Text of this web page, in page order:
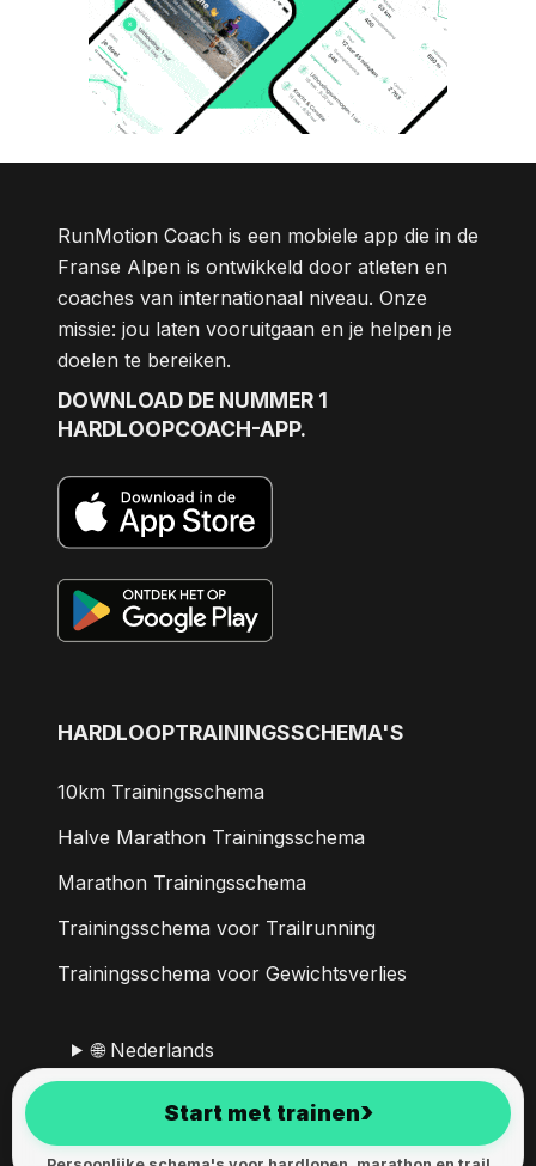
Start met trainen›
RunMotion Coach is een mobiele app die in de
Franse Alpen is ontwikkeld door atleten en
coaches van internationaal niveau. Onze
missie: jou laten vooruitgaan en je helpen je
doelen te bereiken.
DOWNLOAD DE NUMMER 1
HARDLOOPCOACH-APP.
HARDLOOPTRAININGSSCHEMA'S
10km Trainingsschema
Halve Marathon Trainingsschema
Marathon Trainingsschema
Trainingsschema voor Trailrunning
Trainingsschema voor Gewichtsverlies
🌐 Nederlands